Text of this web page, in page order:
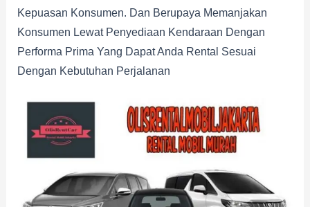
Kepuasan Konsumen. Dan Berupaya Memanjakan
Konsumen Lewat Penyediaan Kendaraan Dengan
Performa Prima Yang Dapat Anda Rental Sesuai
Dengan Kebutuhan Perjalanan